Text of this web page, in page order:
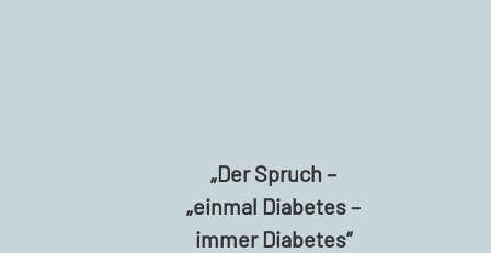
„Der Spruch –
„einmal Diabetes –
immer Diabetes“